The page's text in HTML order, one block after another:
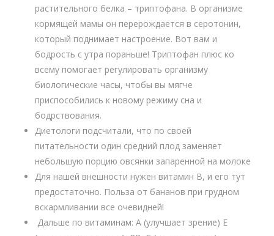
растительного белка – триптофана. В организме
кормящей мамы он перерождается в серотонин,
который поднимает настроение. Вот вам и
бодрость с утра пораньше! Триптофан плюс ко
всему помогает регулировать организму
биологические часы, чтобы вы мягче
приспособились к новому режиму сна и
бодрствования.
Диетологи подсчитали, что по своей
питательности один средний плод заменяет
небольшую порцию овсянки запаренной на молоке
Для нашей внешности нужен витамин В, и его тут
предостаточно. Польза от бананов при грудном
вскармливании все очевидней!
Дальше по витаминам: А (улучшает зрение) Е